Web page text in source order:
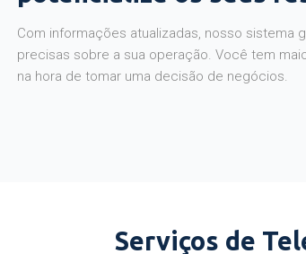
Com informações atualizadas, nosso sistema
precisas sobre a sua operação. Você tem
na hora de tomar uma decisão de negócios.
Serviços de